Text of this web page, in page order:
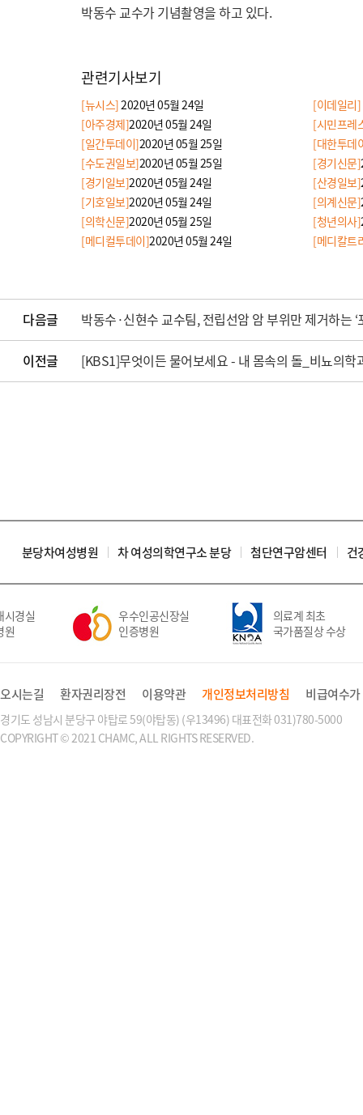
박동수 교수가 기념촬영을 하고 있다.
관련기사보기
[뉴시스]2020년 05월 24일 [이데일리]
[아주경제]2020년 05월 24일
[시민프레
[일간투데이]2020년 05월 25일
[대한투데
[수도권일보]2020년 05월 25일 [경기신문]
[경기일보]2020년 05월 24일 [산경일보]
[기호일보]2020년 05월 24일 [의계신문]
[의학신문]2020년 05월 25일 [청년의사]
[메디컬투데이]2020년 05월 24일 [메디칼트
다음글 박동수·신현수 교수팀, 전립선암 암 부위만 제거하는
이전글 [KBS1]무엇이든 물어보세요 - 내 몸속의 돌_비뇨의학
분당차여성병원 차 여성의학연구소 분당 첨단연구암센터 건
경실
우수인공신장실
인증병원
의료계 최초
국가품질상 수상
오시는길 환자권리장전 이용약관 개인정보처리방침 비급여수가
경기도 성남시 분당구 야탑로 59(야탑동) (우13496) 대표전화 031)780-5000
COPYRIGHT © 2021 CHAMC, ALL RIGHTS RESERVED.